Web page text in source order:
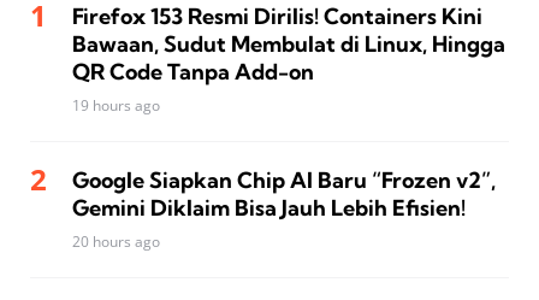
Firefox 153 Resmi Dirilis! Containers Kini
Bawaan, Sudut Membulat di Linux, Hingga
QR Code Tanpa Add-on
19 hours ago
Google Siapkan Chip AI Baru “Frozen v2”,
Gemini Diklaim Bisa Jauh Lebih Efisien!
20 hours ago